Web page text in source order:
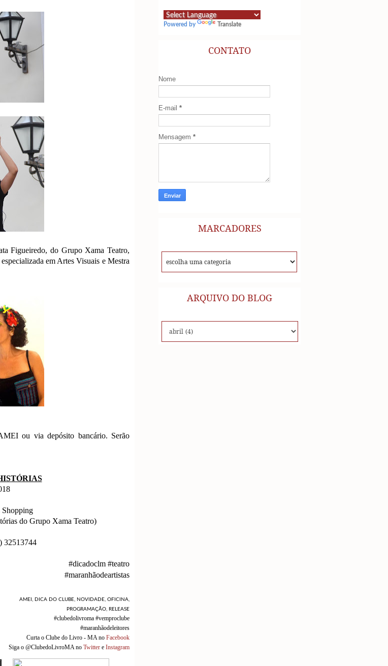
Figueiredo, do Grupo Xama Teatro,
em Artes Visuais e Mestra
ou via depósito bancário. Serão
do Grupo Xama Teatro)
32513744
#dicadoclm #teatro
#maranhãodeartistas
AMEI DICA DO CLUBE NOVIDADE OFICINA
PROGRAMAÇÃO RELEASE
#clubedolivroma #vemproclube
#maranhãodeleitores
Curta o Clube do Livro - MA no Facebook
Siga o @ClubedoLivroMA no Twitter e Instagram
Powered by Translate
CONTATO
Nome
E-mail *
Mensagem *
MARCADORES
ARQUIVO DO BLOG